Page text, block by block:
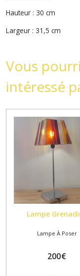
Hauteur : 30 cm
Largeur : 31,5 cm
Vous
intéressé
Lampe
Lampe À Poser
200€